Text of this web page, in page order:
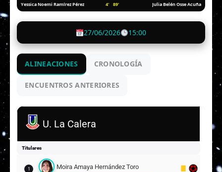
Yessica Noemi Ramírez Pérez 4' 89' Julia Belén Osse Acuña
27/06/2026 15:00
ALINEACIONES CRONOLOGÍA
ENCUENTROS ANTERIORES
U. La Calera
Titulares
1 Moira Amaya Hernández Toro